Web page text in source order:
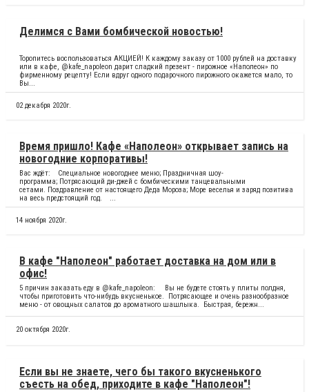
Делимся с Вами бомбической новостью!
Торопитесь воспользоваться АКЦИЕЙ! К каждому заказу от 1000 рублей на доставку
или в кафе, @kafe_napoleon дарит сладкий презент - пирожное «Наполеон» по
фирменному рецепту! Если вдруг одного подарочного пирожного окажется мало, то
Вы...
02 декабря 2020г.
Время пришло! Кафе «Наполеон» открывает запись на
новогодние корпоративы!
Вас ждёт: ⠀Специальное новогоднее меню; Праздничная шоу-
программа; Потрясающий ди-джей с бомбическими танцевальными
сетами. Поздравление от настоящего Деда Мороза; Море веселья и заряд позитива
на весь предстоящий год. ⠀...
14 ноября 2020г.
В кафе "Наполеон" работает доставка на дом или в
офис!
5 причин заказать еду в @kafe_napoleon: ⠀ Вы не будете стоять у плиты полдня,
чтобы приготовить что-нибудь вкусненькое. Потрясающее и очень разнообразное
меню - от овощных салатов до ароматного шашлыка. Быстрая, бережн...
20 октября 2020г.
Если вы не знаете, чего бы такого вкусненького
съесть на обед, приходите в кафе "Наполеон"!